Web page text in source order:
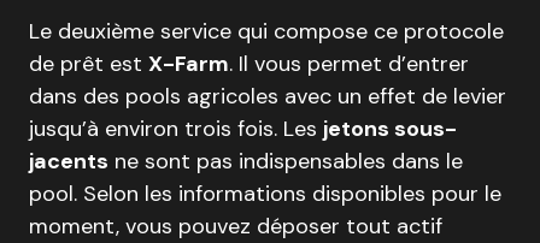
Le deuxième service qui compose ce protocole
de prêt est X-Farm. Il vous permet d’entrer
dans des pools agricoles avec un effet de levier
jusqu’à environ trois fois. Les jetons sous-
jacents ne sont pas indispensables dans le
pool. Selon les informations disponibles pour le
moment, vous pouvez déposer tout actif